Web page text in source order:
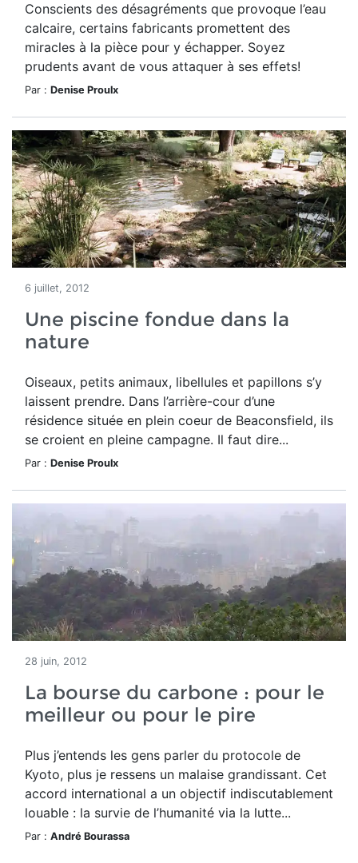
Conscients des désagréments que provoque l’eau
calcaire, certains fabricants promettent des
miracles à la pièce pour y échapper. Soyez
prudents avant de vous attaquer à ses effets!
Par : Denise Proulx
6 juillet, 2012
Une piscine fondue dans la
nature
Oiseaux, petits animaux, libellules et papillons s’y
laissent prendre. Dans l’arrière-cour d’une
résidence située en plein coeur de Beaconsfield, ils
se croient en pleine campagne. Il faut dire...
Par : Denise Proulx
28 juin, 2012
La bourse du carbone : pour le
meilleur ou pour le pire
Plus j’entends les gens parler du protocole de
Kyoto, plus je ressens un malaise grandissant. Cet
accord international a un objectif indiscutablement
louable : la survie de l’humanité via la lutte...
Par : André Bourassa